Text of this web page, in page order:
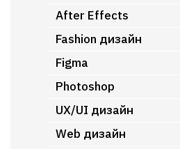
After Effects
Fashion дизайн
Figma
Photoshop
UX/UI дизайн
Web дизайн